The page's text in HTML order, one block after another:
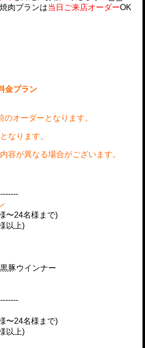
肉プランは当日ご来店オーダーOK
金プラン
のオーダーとなります。
なります。
容が異なる場合がございます。
〜24名様まで)
以上)
豚ウインナー
〜24名様まで)
以上)